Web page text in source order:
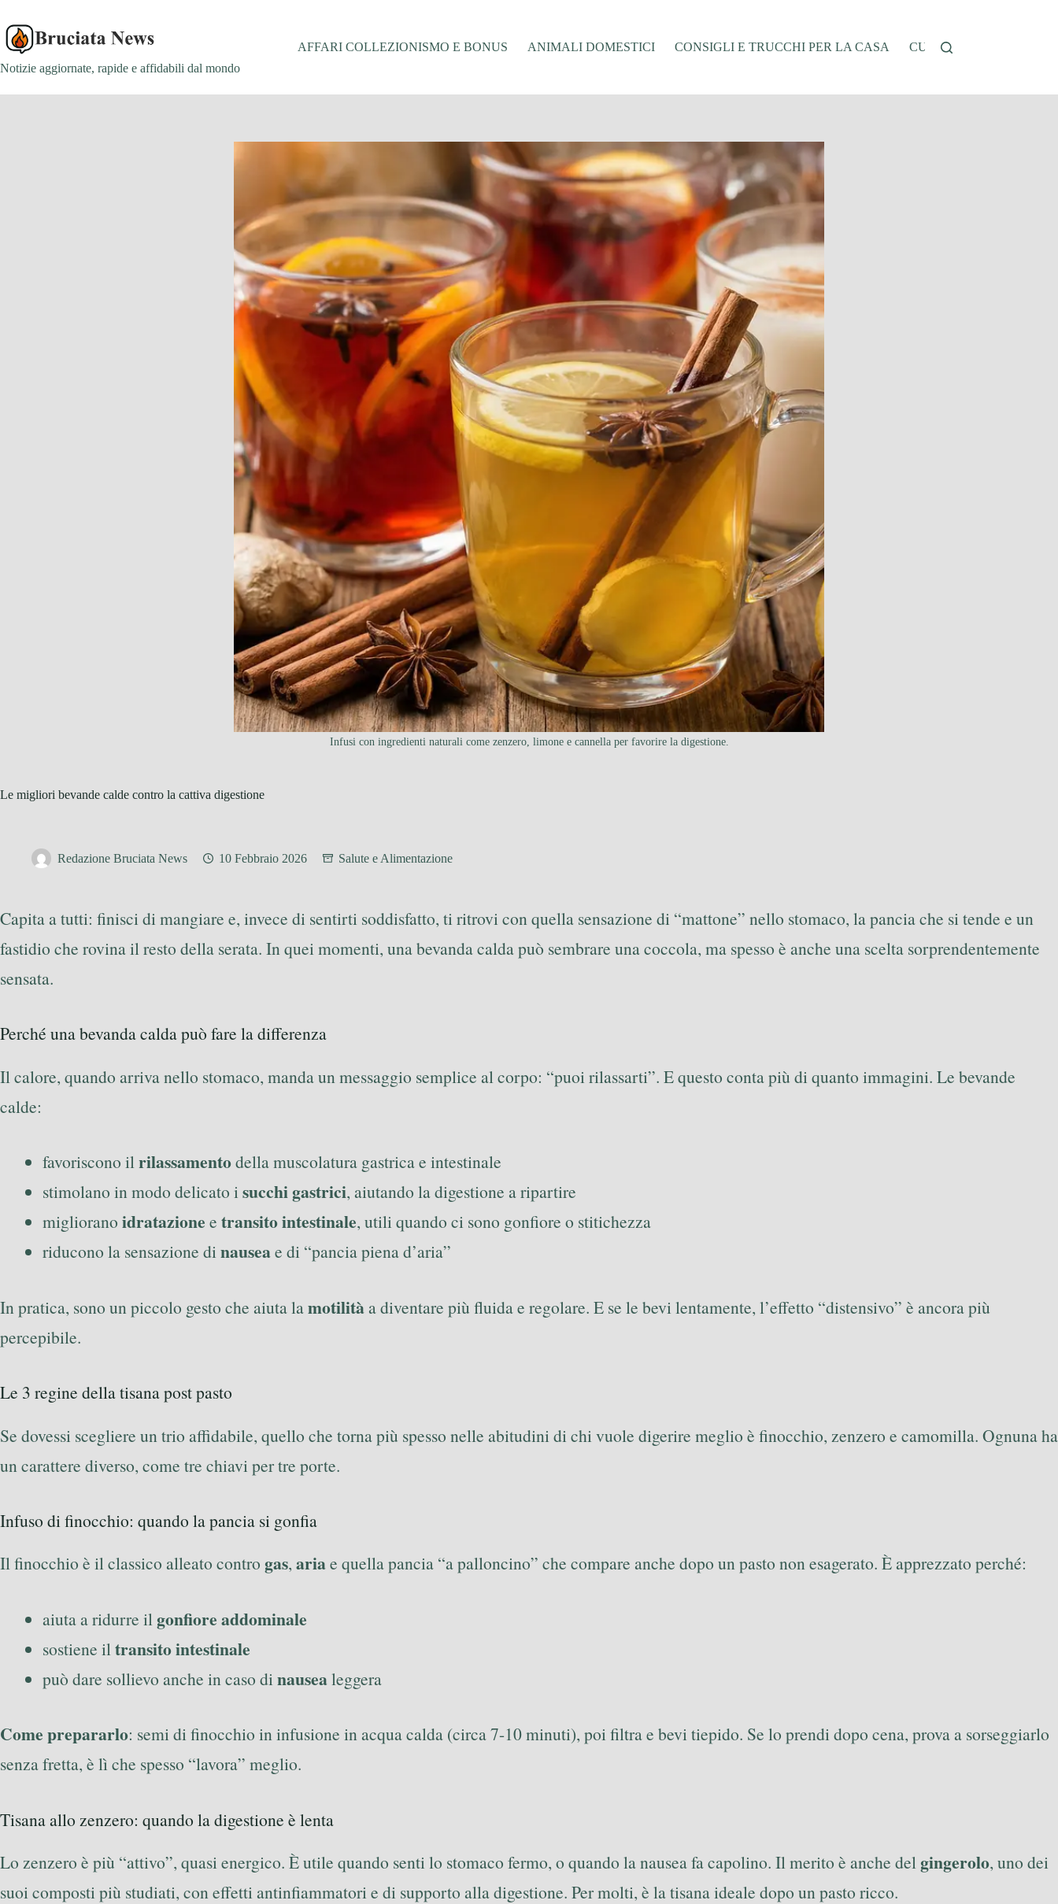
contenuto
Notizie aggiornate, rapide e affidabili dal mondo
AFFARI COLLEZIONISMO E BONUS ANIMALI DOMESTICI CONSIGLI E TRUCCHI PER LA CASA CUCINA E RICETTE
Infusi con ingredienti naturali come zenzero, limone e cannella per favorire la digestione.
Le migliori bevande calde contro la cattiva digestione
Redazione Bruciata News 10 Febbraio 2026 Salute e Alimentazione
Capita a tutti: finisci di mangiare e, invece di sentirti soddisfatto, ti ritrovi con quella sensazione di “mattone” nello stomaco, la pancia che si tende e un
fastidio che rovina il resto della serata. In quei momenti, una bevanda calda può sembrare una coccola, ma spesso è anche una scelta sorprendentemente
sensata.
Perché una bevanda calda può fare la differenza
Il calore, quando arriva nello stomaco, manda un messaggio semplice al corpo: “puoi rilassarti”. E questo conta più di quanto immagini. Le bevande
calde:
favoriscono ilrilassamentodella muscolatura gastrica e intestinale
stimolano in modo delicato isucchi gastrici, aiutando la digestione a ripartire
migliorano idratazione e transito intestinale, utili quando ci sono gonfiore o stitichezza
riducono la sensazione dinauseae di “pancia piena d’aria”
In pratica, sono un piccolo gesto che aiuta lamotilitàa diventare più fluida e regolare. E se le bevi lentamente, l’effetto “distensivo” è ancora più
percepibile.
Le 3 regine della tisana post pasto
Se dovessi scegliere un trio affidabile, quello che torna più spesso nelle abitudini di chi vuole digerire meglio è finocchio, zenzero e camomilla. Ognuna ha
un carattere diverso, come tre chiavi per tre porte.
Infuso di finocchio: quando la pancia si gonfia
Il finocchio è il classico alleato contro gas, ariae quella pancia “a palloncino” che compare anche dopo un pasto non esagerato. È apprezzato perché:
aiuta a ridurre il gonfiore addominale
sostiene il transito intestinale
può dare sollievo anche in caso di nausealeggera
Come prepararlo: semi di finocchio in infusione in acqua calda (circa 7-10 minuti), poi filtra e bevi tiepido. Se lo prendi dopo cena, prova a sorseggiarlo
senza fretta, è lì che spesso “lavora” meglio.
Tisana allo zenzero: quando la digestione è lenta
Lo zenzero è più “attivo”, quasi energico. È utile quando senti lo stomaco fermo, o quando la nausea fa capolino. Il merito è anche delgingerolo, uno dei
suoi composti più studiati, con effetti antinfiammatori e di supporto alla digestione. Per molti, è la tisana ideale dopo un pasto ricco.